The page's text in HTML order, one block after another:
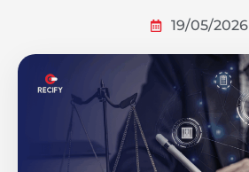
19/05/2026